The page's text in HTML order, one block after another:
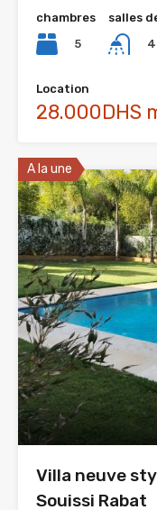
chambres
5
salles
4
Location
28.000DHS
A la une
Villa neuve
Souissi Rabat